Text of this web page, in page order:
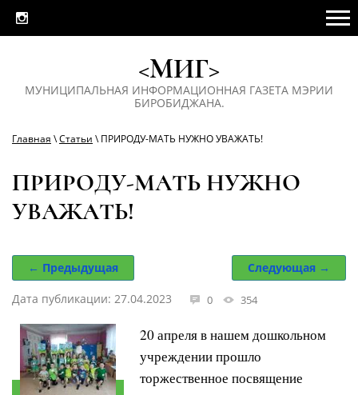
<МИГ>
МУНИЦИПАЛЬНАЯ ИНФОРМАЦИОННАЯ ГАЗЕТА МЭРИИ
БИРОБИДЖАНА.
Главная \Статьи \ ПРИРОДУ-МАТЬ НУЖНО УВАЖАТЬ!
ПРИРОДУ-МАТЬ НУЖНО
УВАЖАТЬ!
← Предыдущая Следующая →
Дата публикации: 27.04.2023 0 354
20 апреля в нашем дошкольном
учреждении прошло
торжественное посвящение